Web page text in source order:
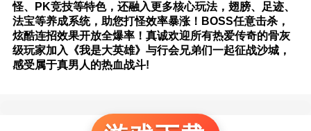
怪、PK竞技等特色，还融入更多核心玩法，翅膀、足迹、
法宝等养成系统，助您打怪效率暴涨！BOSS任意击杀，
炫酷连招效果开放全爆率！真诚欢迎所有热爱传奇的骨灰
级玩家加入《我是大英雄》与行会兄弟们一起征战沙城，
感受属于真男人的热血战斗!